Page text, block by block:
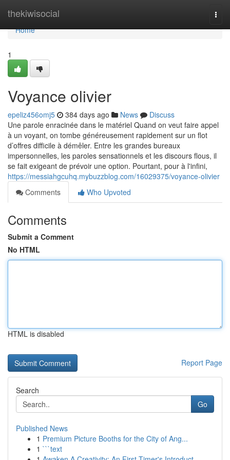
thekiwisocial
Home
Home
1
Voyance olivier
epeliz456omj5 384 days ago News
Discuss
Une parole enracinée dans le matériel Quand on veut faire appel
à un voyant, on tombe généreusement rapidement sur un flot
d’offres difficile à démêler. Entre les grandes bureaux
impersonnelles, les paroles sensationnels et les discours flous, il
se fait exigeant de prévoir une option. Pourtant, pour à l'infini,
https://messiahgcuhq.mybuzzblog.com/16029375/voyance-olivier
Comments
Who Upvoted
Comments
Submit a Comment
No HTML
HTML is disabled
Report Page
Search
Go
Published News
1 Premium Picture Booths for the City of Ang...
1 ```text